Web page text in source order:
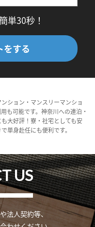
単30秒！
をする
ション・マンスリーマンショ
も可能です。神奈川への連泊・
大好評！寮・社宅としても安
単身赴任にも便利です。
US
法人契約等、